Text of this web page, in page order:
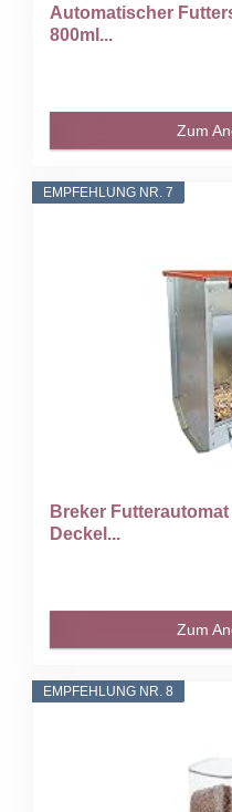
Automatischer
800ml...
Zum
EMPFEHLUNG NR. 7
Breker
Deckel...
Zum
EMPFEHLUNG NR. 8